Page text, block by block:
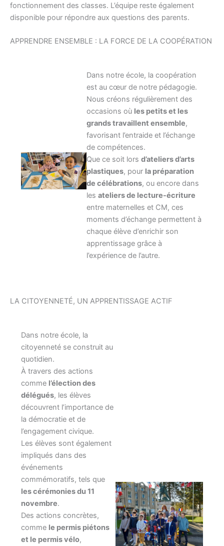
fonctionnement des classes. L’équipe reste également
disponible pour répondre aux questions des parents.
APPRENDRE ENSEMBLE : LA FORCE DE LA COOPÉRATION
Dans notre école, la coopération
est au cœur de notre pédagogie.
Nous créons régulièrement des
occasions où les petits et les
grands travaillent ensemble,
favorisant l’entraide et l’échange
de compétences.
Que ce soit lorsd’ateliers d’arts
plastiques, pour la préparation
de célébrations, ou encore dans
lesateliers de lecture-écriture
entre maternelles et CM, ces
moments d’échange permettent à
chaque élève d’enrichir son
apprentissage grâce à
l’expérience de l’autre.
LA CITOYENNETÉ, UN APPRENTISSAGE ACTIF
Dans notre école, la
citoyenneté se construit au
quotidien.
À travers des actions
comme l’élection des
délégués, les élèves
découvrent l’importance de
la démocratie et de
l’engagement civique.
Les élèves sont également
impliqués dans des
événements
commémoratifs, tels que
les cérémonies du 11
novembre.
Des actions concrètes,
comme le permis piétons
et le permis vélo,